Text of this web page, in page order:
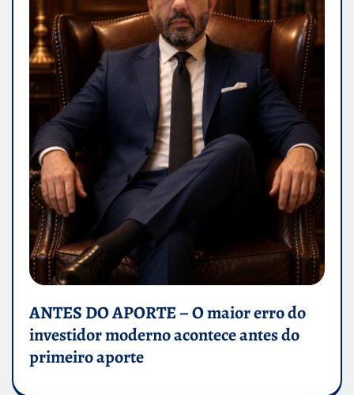
ANTES DO APORTE – O maior erro do
investidor moderno acontece antes do
primeiro aporte